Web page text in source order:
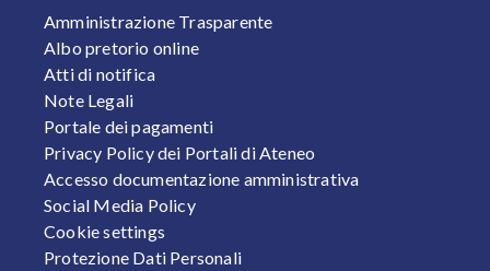
FOOTER 1
Amministrazione Trasparente
Albo pretorio online
Atti di notifica
Note Legali
Portale dei pagamenti
Privacy Policy dei Portali di Ateneo
Accesso documentazione amministrativa
Social Media Policy
Cookie settings
Protezione Dati Personali